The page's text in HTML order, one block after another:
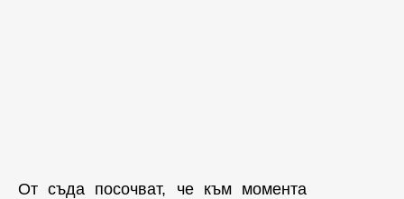
От съда посочват, че към момента